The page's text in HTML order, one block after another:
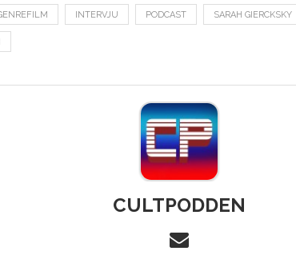
INTERVJU PODCAST SARAH GIERCKSKY
CULTPODDEN